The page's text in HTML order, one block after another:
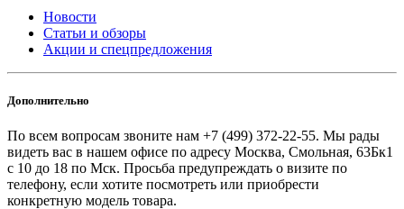
Новости
Статьи и обзоры
Акции и спецпредложения
Дополнительно
По всем вопросам звоните нам +7 (499) 372-22-55. Мы рады
видеть вас в нашем офисе по адресу Москва, Смольная, 63Бк1
с 10 до 18 по Мск. Просьба предупреждать о визите по
телефону, если хотите посмотреть или приобрести
конкретную модель товара.